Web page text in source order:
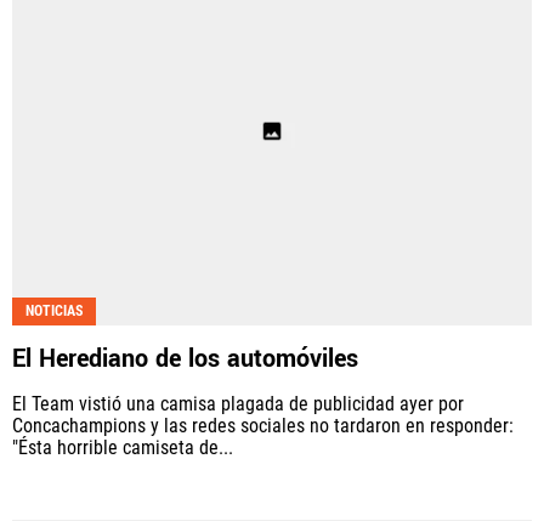
NOTICIAS
El Herediano de los automóviles
El Team vistió una camisa plagada de publicidad ayer por
Concachampions y las redes sociales no tardaron en responder:
"Ésta horrible camiseta de...